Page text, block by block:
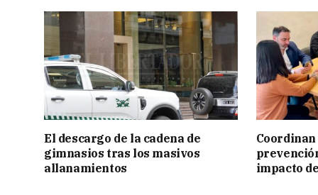
El descargo de la cadena de
gimnasios tras los masivos
allanamientos
impacto